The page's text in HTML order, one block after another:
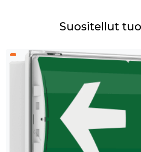
Suositellut